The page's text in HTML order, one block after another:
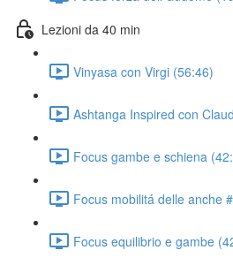
Lezioni da 40 min
Vinyasa con Virgi (56:46)
Ashtanga Inspired con
Focus gambe e schiena
Focus mobilitá delle anche
Focus equilibrio e gambe